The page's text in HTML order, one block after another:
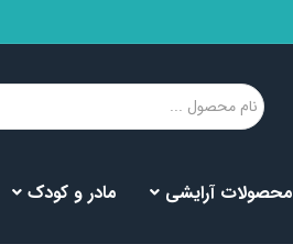
مادر و کودک محصولات آرایشی